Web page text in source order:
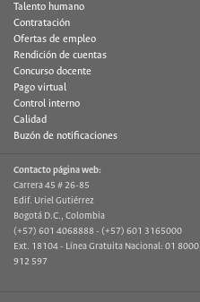
Talento humano
Contratación
Ofertas de empleo
Rendición de cuentas
Concurso docente
Pago virtual
Control interno
Calidad
Buzón de notificaciones
Contacto página web:
Carrera 45 # 26-85
Edif. Uriel Gutiérrez
Bogotá D.C., Colombia
(+57) 601 4068888 - (+57) 601 3165000
Ext. 18104 - Línea Gratuita Nacional: 01 8000
912 597